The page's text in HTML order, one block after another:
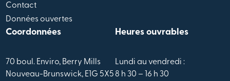
Contact
Données ouvertes
Coordonnées
70 boul. Enviro, Berry Mills
Nouveau-Brunswick, E1G 5X5
Heures ouvrables
Lundi au vendredi :
8 h 30 – 16 h 30